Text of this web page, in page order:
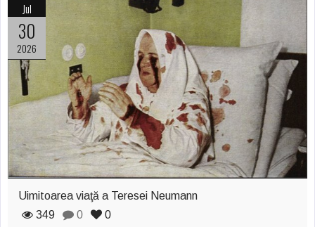
de vrăjitoare din
Vrăjitoare
zburătoare în Mexic
Magia în Thailanda
Madona lacrimilor
din Siracusa
Uimitoarea viaţă a
Jul
30
2026
Uimitoarea viaţă a Teresei Neumann
349
0
0